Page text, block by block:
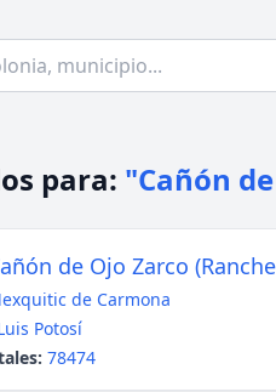
para: "Cañón
de Ojo Zarco
de Carmona
Potosí
78474